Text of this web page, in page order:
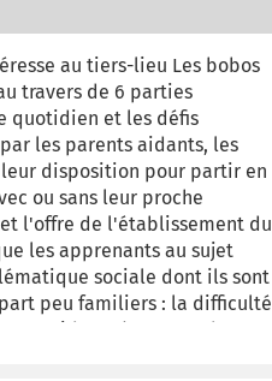
ce faire, les étudiants seront
un environnement
Ils incarneront un
la mission est de faire une
Nakamura pour un label de
informations pertinentes
par différents
et sous des formes diverses
podcasts, articles de
interactives, etc.), pour
du cas et l'ancrer
permettant à
de comprendre l'intérêt
au tiers-lieu Les bobos
travers de 6 parties
quotidien et les défis
les parents aidants, les
disposition pour partir en
ou sans leur proche
l'offre de l'établissement du
les apprenants au sujet
sociale dont ils sont
peu familiers : la difficulté
aidants à trouver des